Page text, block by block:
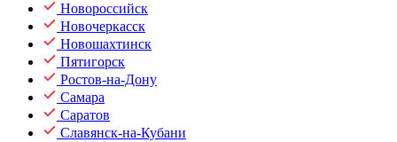
Новороссийск
Новочеркасск
Новошахтинск
Пятигорск
Ростов-на-Дону
Самара
Саратов
Славянск-на-Кубани